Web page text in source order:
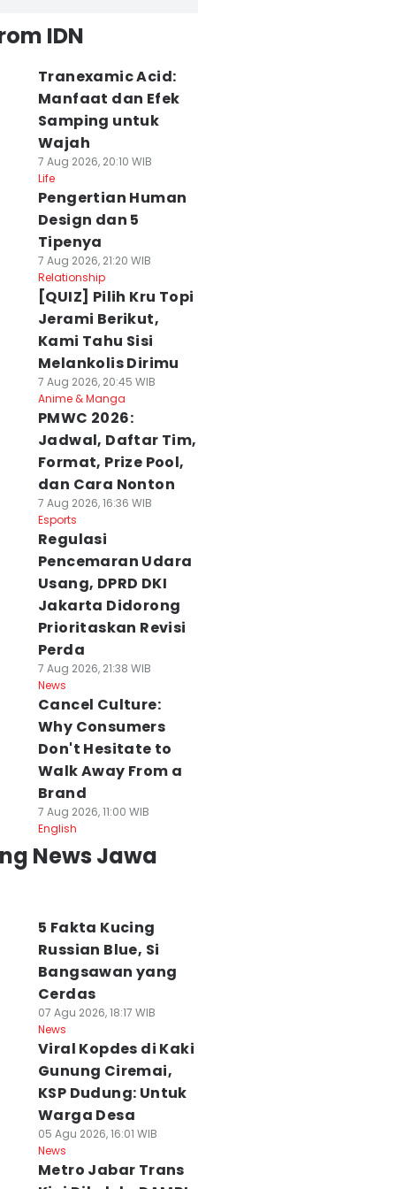
IDN
Tranexamic Acid:
Manfaat dan Efek
Samping untuk
Wajah
7 Aug 2026, 20:10 WIB
Life
Pengertian Human
Design dan 5
Tipenya
7 Aug 2026, 21:20 WIB
Relationship
[QUIZ] Pilih Kru Topi
Jerami Berikut,
Kami Tahu Sisi
Melankolis Dirimu
7 Aug 2026, 20:45 WIB
Anime & Manga
PMWC 2026:
Jadwal, Daftar Tim,
Format, Prize Pool,
dan Cara Nonton
7 Aug 2026, 16:36 WIB
Esports
Regulasi
Pencemaran Udara
Usang, DPRD DKI
Jakarta Didorong
Prioritaskan Revisi
Perda
7 Aug 2026, 21:38 WIB
News
Cancel Culture:
Why Consumers
Don't Hesitate to
Walk Away From a
Brand
7 Aug 2026, 11:00 WIB
English
News Jawa
5 Fakta Kucing
Russian Blue, Si
Bangsawan yang
Cerdas
07 Agu 2026, 18:17 WIB
News
Viral Kopdes di Kaki
Gunung Ciremai,
KSP Dudung: Untuk
Warga Desa
05 Agu 2026, 16:01 WIB
News
Metro Jabar Trans